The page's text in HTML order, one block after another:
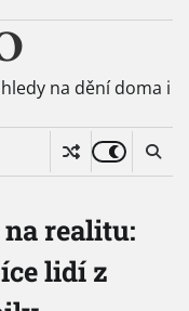
na dění doma i
realitu:
lidí z